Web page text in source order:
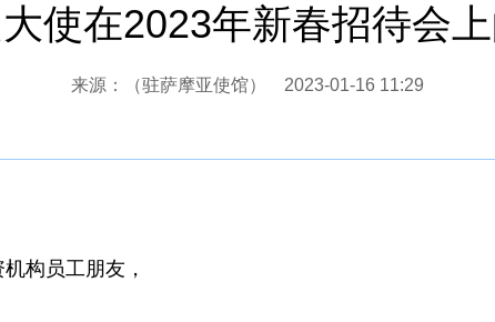
使在2023年新春招待会
来源：（驻萨摩亚使馆） 2023-01-16 11:29
构员工朋友，